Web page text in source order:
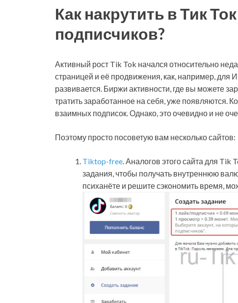
Как накрутить в Тик
подписчиков?
Активный рост Tik Tok начался относительно
страницей и её продвижения, как, например, для
развивается. Биржи активности, где вы можете
тратить заработанное на себя, уже появляются.
взаимных подписок. Однако, это очевидно и не
Поэтому просто посоветую вам несколько сайтов:
Tiktop-free . Аналогов этого сайта для
задания, чтобы получать внутреннюю
психанёте и решите сэкономить время,